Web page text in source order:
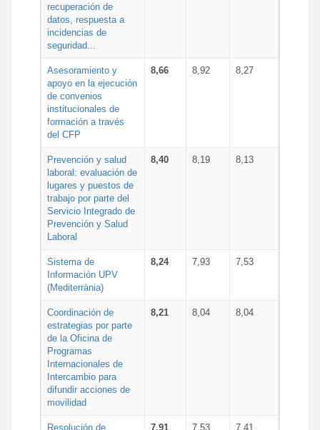
recuperación de
datos, respuesta a
incidencias de
seguridad...
Asesoramiento y
apoyo en la ejecución
de convenios
institucionales de
formación a través
del CFP
8,66 8,92 8,27
Prevención y salud
laboral: evaluación de
lugares y puestos de
trabajo por parte del
Servicio Integrado de
Prevención y Salud
Laboral
8,40 8,19 8,13
Sistema de
Información UPV
(Mediterrània)
8,24 7,93 7,53
Coordinación de
estrategias por parte
de la Oficina de
Programas
Internacionales de
Intercambio para
difundir acciones de
movilidad
8,21 8,04 8,04
Resolución de
7,91 7,53 7,41